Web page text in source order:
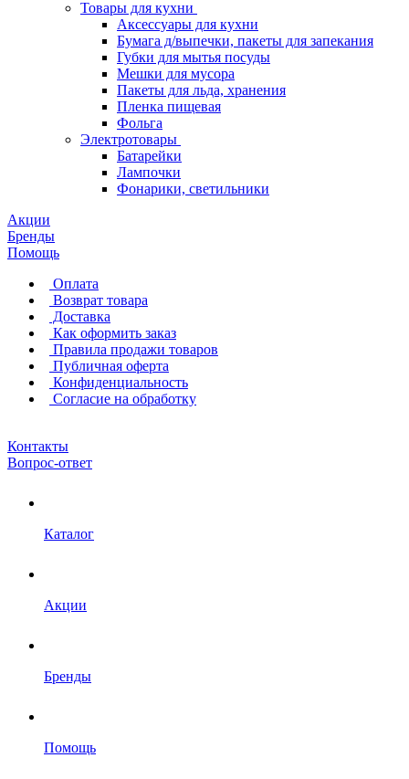
Товары для кухни
Аксессуары для кухни
Бумага д/выпечки, пакеты для запекания
Губки для мытья посуды
Мешки для мусора
Пакеты для льда, хранения
Пленка пищевая
Фольга
Электротовары
Батарейки
Лампочки
Фонарики, светильники
Акции
Бренды
Помощь
Оплата
Возврат товара
Доставка
Как оформить заказ
Правила продажи товаров
Публичная оферта
Конфиденциальность
Согласие на обработку
Контакты
Вопрос-ответ
Каталог
Акции
Бренды
Помощь